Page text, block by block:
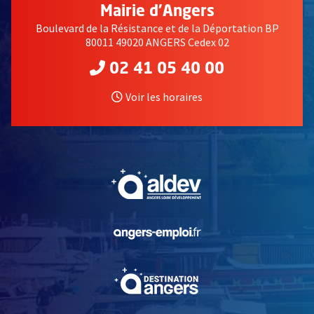
Mairie d'Angers
Boulevard de la Résistance et de la Déportation BP
80011 49020 ANGERS Cedex 02
02 41 05 40 00
Voir les horaires
, Ouvre une nouvelle